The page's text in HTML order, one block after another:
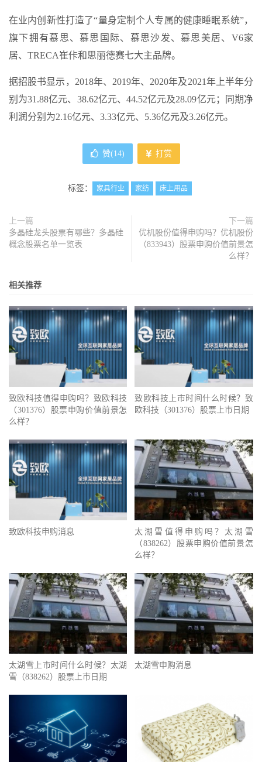
在业内创新性打造了“量身定制个人专属的健康睡眠系统”，
旗下拥有慕思、慕思国际、慕思沙发、慕思美居、V6家
居、TRECA崔佧和思丽德赛七大主品牌。
据招股书显示，2018年、2019年、2020年及2021年上半年分
别为31.88亿元、38.62亿元、44.52亿元及28.09亿元；同期净
利润分别为2.16亿元、3.33亿元、5.36亿元及3.26亿元。
赞(14) 打赏
标签： 家具行业 家纺 床上用品
上一篇
多晶硅龙头股票有哪些？多晶硅
概念股票名单一览表
下一篇
优机股份值得申购吗？优机股份
（833943）股票申购价值前景怎
么样？
相关推荐
致欧科技值得申购吗？致欧科技
（301376）股票申购价值前景怎
么样？
致欧科技上市时间什么时候？致
欧科技（301376）股票上市日期
致欧科技申购消息
太湖雪值得申购吗？太湖雪
（838262）股票申购价值前景怎
么样？
太湖雪上市时间什么时候？太湖
雪（838262）股票上市日期
太湖雪申购消息